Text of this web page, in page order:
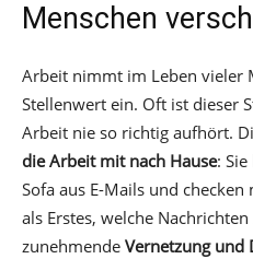
Menschen
Arbeit nimmt im Leben vieler
Stellenwert ein. Oft ist dieser
Arbeit nie so richtig aufhört.
die Arbeit mit nach Hause:
Sofa aus E-Mails und
als Erstes, welche
zunehmende Vernetzung und